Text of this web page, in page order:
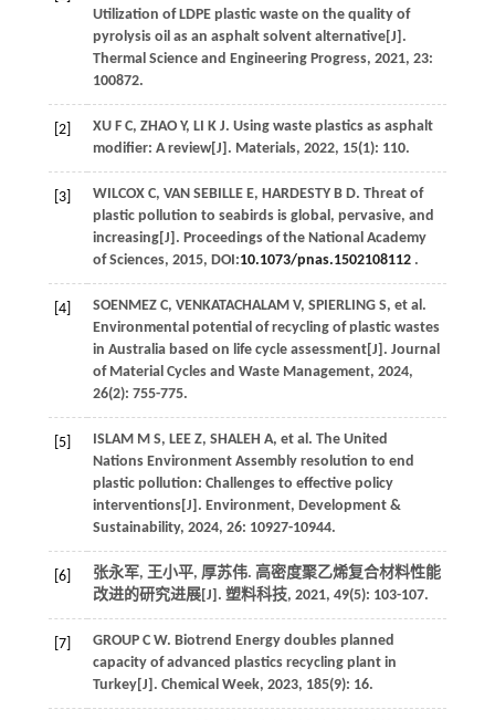
Utilization of LDPE plastic waste on the quality of
pyrolysis oil as an asphalt solvent alternative[J].
Thermal Science and Engineering Progress, 2021, 23:
100872.
[2] XU F C, ZHAO Y, LI K J. Using waste plastics as asphalt
modifier: A review[J]. Materials, 2022, 15(1): 110.
[3] WILCOX C, VAN SEBILLE E, HARDESTY B D. Threat of
plastic pollution to seabirds is global, pervasive, and
increasing[J]. Proceedings of the National Academy
of Sciences, 2015, DOI:10.1073/pnas.1502108112.
[4] SOENMEZ C, VENKATACHALAM V, SPIERLING S, et al .
Environmental potential of recycling of plastic wastes
in Australia based on life cycle assessment[J]. Journal
of Material Cycles and Waste Management, 2024,
26(2): 755-775.
[5] ISLAM M S, LEE Z, SHALEH A, et al . The United
Nations Environment Assembly resolution to end
plastic pollution: Challenges to effective policy
interventions[J]. Environment, Development &
Sustainability, 2024, 26: 10927-10944.
[6]
张永军, 王小平, 厚苏伟. 高密度聚乙烯复合材料性能
改进的研究进展[J]. 塑料科技, 2021, 49(5): 103-107.
[7] GROUP C W. Biotrend Energy doubles planned
capacity of advanced plastics recycling plant in
Turkey[J]. Chemical Week, 2023, 185(9): 16.